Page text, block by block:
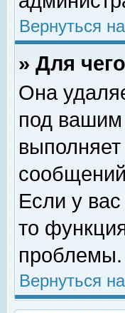
Вернуться
» Для
Она
под
Если у
то
проблемы.
Вернуться